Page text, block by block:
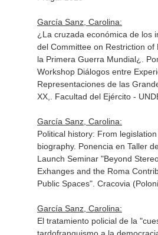
García Sanz, Carolina:
¿La cruzada económica de los
del Committee on Restriction of
la Primera Guerra Mundial¿.
Workshop Diálogos entre
Representaciones de las
XX,. Facultad del Ejército -
García Sanz, Carolina:
Political history: From
biography. Ponencia en Taller
Launch Seminar "Beyond
Exhanges and the Roma
Public Spaces". Cracovia
García Sanz, Carolina:
El tratamiento policial de la